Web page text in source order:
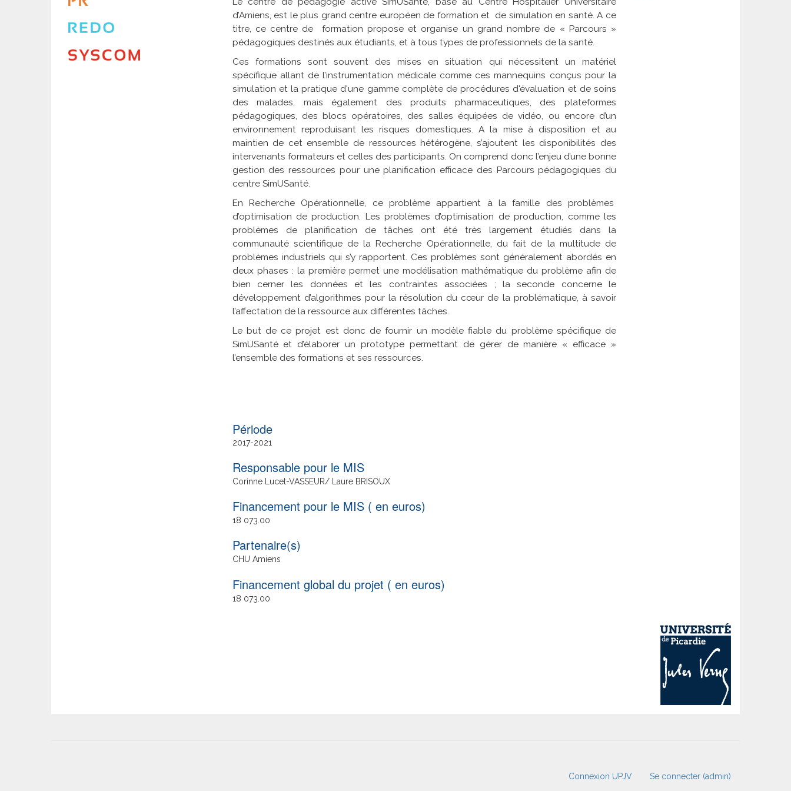
d’Amiens, est le plus grand centre européen de formation et de simulation en santé. A ce
titre, ce centre de formation propose et organise un grand nombre de « Parcours »
pédagogiques destinés aux étudiants, et à tous types de professionnels de la santé.
Ces formations sont souvent des mises en situation qui nécessitent un matériel
spécifique allant de l’instrumentation médicale comme ces mannequins conçus pour la
simulation et la pratique d'une gamme complète de procédures d'évaluation et de soins
des malades, mais également des produits pharmaceutiques, des plateformes
pédagogiques, des blocs opératoires, des salles équipées de vidéo, ou encore d’un
environnement reproduisant les risques domestiques. A la mise à disposition et au
maintien de cet ensemble de ressources hétérogène, s’ajoutent les disponibilités des
intervenants formateurs et celles des participants. On comprend donc l’enjeu d’une bonne
gestion des ressources pour une planification efficace des Parcours pédagogiques du
centre SimUSanté.
En Recherche Opérationnelle, ce problème appartient à la famille des problèmes
d’optimisation de production. Les problèmes d’optimisation de production, comme les
problèmes de planification de tâches ont été très largement étudiés dans la
communauté scientifique de la Recherche Opérationnelle, du fait de la multitude de
problèmes industriels qui s’y rapportent. Ces problèmes sont généralement abordés en
deux phases : la première permet une modélisation mathématique du problème afin de
bien cerner les données et les contraintes associées ; la seconde concerne le
développement d’algorithmes pour la résolution du cœur de la problématique, à savoir
l’affectation de la ressource aux différentes tâches.
Le but de ce projet est donc de fournir un modèle fiable du problème spécifique de
SimUSanté et d’élaborer un prototype permettant de gérer de manière « efficace »
l’ensemble des formations et ses ressources.
2017
Date
de
fin
2021
Responsable pour le MIS
Corinne Lucet-VASSEUR/ Laure BRISOUX
Financement pour le MIS ( en euros)
18 073.00
Partenaire(s)
CHU Amiens
Financement global du projet ( en euros)
18 073.00
Connexion UPJV Se connecter (admin)